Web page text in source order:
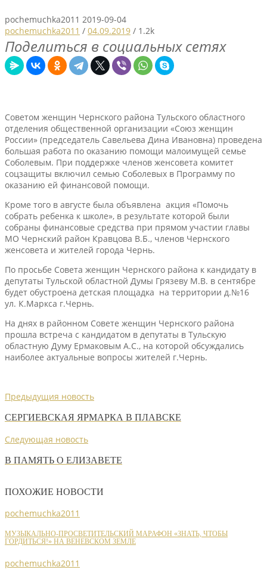
pochemuchka2011 2019-09-04
pochemuchka2011 / 04.09.2019 / 1.2k
Поделиться в социальных сетях
Советом женщин Чернского района Тульского областного
отделения общественной организации «Союз женщин
России» (председатель Савельева Дина Ивановна) проведена
большая работа по оказанию помощи малоимущей семье
Соболевым. При поддержке членов женсовета комитет
соцзащиты включил семью Соболевых в Программу по
оказанию ей финансовой помощи.
Кроме того в августе была объявлена акция «Помочь
собрать ребенка к школе», в результате которой были
собраны финансовые средства при прямом участии главы
МО Чернский район Кравцова В.Б., членов Чернского
женсовета и жителей города Чернь.
По просьбе Совета женщин Чернского района к кандидату в
депутаты Тульской областной Думы Грязеву М.В. в сентябре
будет обустроена детская площадка на территории д.№16
ул. К.Маркса г.Чернь.
На днях в районном Совете женщин Чернского района
прошла встреча с кандидатом в депутаты в Тульскую
областную Думу Ермаковым А.С., на которой обсуждались
наиболее актуальные вопросы жителей г.Чернь.
Предыдущия новость
СЕРГИЕВСКАЯ ЯРМАРКА В ПЛАВСКЕ
Следующая новость
В ПАМЯТЬ О ЕЛИЗАВЕТЕ
ПОХОЖИЕ НОВОСТИ
pochemuchka2011
МУЗЫКАЛЬНО-ПРОСВЕТИТЕЛЬСКИЙ МАРАФОН «ЗНАТЬ, ЧТОБЫ
ГОРДИТЬСЯ!» НА ВЕНЕВСКОМ ЗЕМЛЕ
pochemuchka2011